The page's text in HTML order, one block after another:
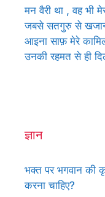
मन वैरी था , वह भी
जबसे सतगुरु से
आइना साफ़ मेरे
उनकी रहमत से ही
ज्ञान
भक्त पर भगवान की
करना चाहिए?